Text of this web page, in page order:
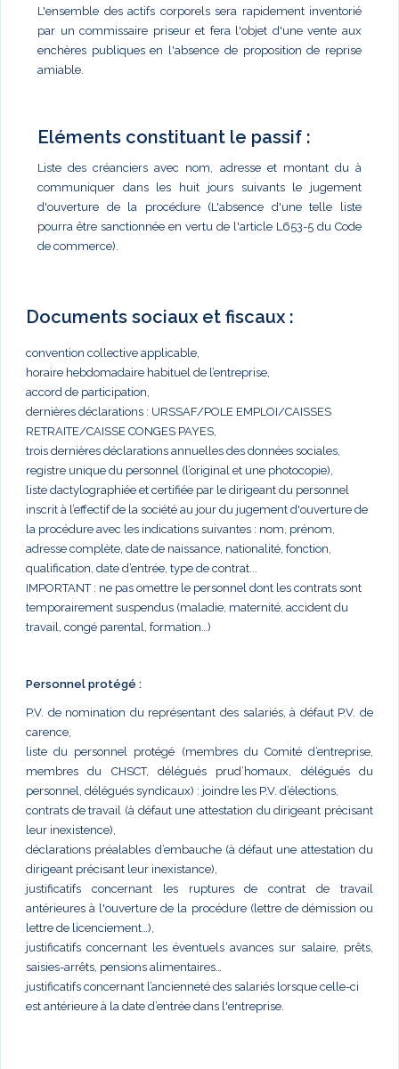
L'ensemble des actifs corporels sera rapidement inventorié
par un commissaire priseur et fera l'objet d'une vente aux
enchères publiques en l'absence de proposition de reprise
amiable.
Eléments constituant le passif :
Liste des créanciers avec nom, adresse et montant du à
communiquer dans les huit jours suivants le jugement
d'ouverture de la procédure (L'absence d'une telle liste
pourra être sanctionnée en vertu de l'article L653-5 du Code
de commerce).
Documents sociaux et fiscaux :
convention collective applicable,
horaire hebdomadaire habituel de l’entreprise,
accord de participation,
dernières déclarations : URSSAF/POLE EMPLOI/CAISSES
RETRAITE/CAISSE CONGES PAYES,
trois dernières déclarations annuelles des données sociales,
registre unique du personnel (l’original et une photocopie),
liste dactylographiée et certifiée par le dirigeant du personnel
inscrit à l’effectif de la société au jour du jugement d'ouverture de
la procédure avec les indications suivantes : nom, prénom,
adresse complète, date de naissance, nationalité, fonction,
qualification, date d’entrée, type de contrat...
IMPORTANT : ne pas omettre le personnel dont les contrats sont
temporairement suspendus (maladie, maternité, accident du
travail, congé parental, formation…)
Personnel protégé :
P.V. de nomination du représentant des salariés, à défaut P.V. de
carence,
liste du personnel protégé (membres du Comité d’entreprise,
membres du CHSCT, délégués prud’homaux, délégués du
personnel, délégués syndicaux) : joindre les P.V. d’élections,
contrats de travail (à défaut une attestation du dirigeant précisant
leur inexistence),
déclarations préalables d’embauche (à défaut une attestation du
dirigeant précisant leur inexistance),
justificatifs concernant les ruptures de contrat de travail
antérieures à l'ouverture de la procédure (lettre de démission ou
lettre de licenciement…),
justificatifs concernant les éventuels avances sur salaire, prêts,
saisies-arrêts, pensions alimentaires…
justificatifs concernant l’ancienneté des salariés lorsque celle-ci
est antérieure à la date d’entrée dans l'entreprise.